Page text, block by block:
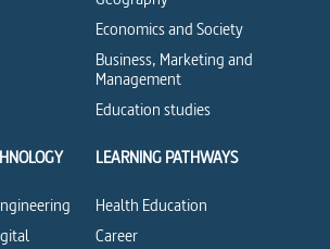
Economics and Society
Business, Marketing and
Management
Education studies
LEARNING PATHWAYS
Health Education
Career